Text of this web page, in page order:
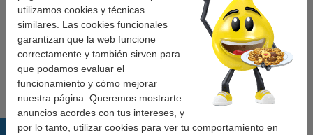
utilizamos cookies y técnicas
similares. Las cookies funcionales
garantizan que la web funcione
correctamente y también sirven para
que podamos evaluar el
funcionamiento y cómo mejorar
nuestra página. Queremos mostrarte
anuncios acordes con tus intereses, y
por lo tanto, utilizar cookies para ver tu comportamiento en
Ver características y descripción
Precio por ml 1,47 €
Comprar
Producto descatalogado.
Productos destacados